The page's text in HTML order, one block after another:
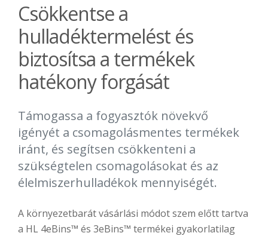
Csökkentse a
hulladéktermelést és
biztosítsa a termékek
hatékony forgását
Támogassa a fogyasztók növekvő
igényét a csomagolásmentes termékek
iránt, és segítsen csökkenteni a
szükségtelen csomagolásokat és az
élelmiszerhulladékok mennyiségét.
A környezetbarát vásárlási módot szem előtt tartva
a HL 4eBins™ és 3eBins™ termékei gyakorlatilag